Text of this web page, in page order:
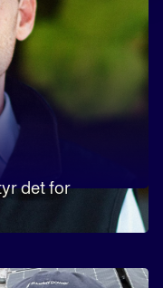
det for